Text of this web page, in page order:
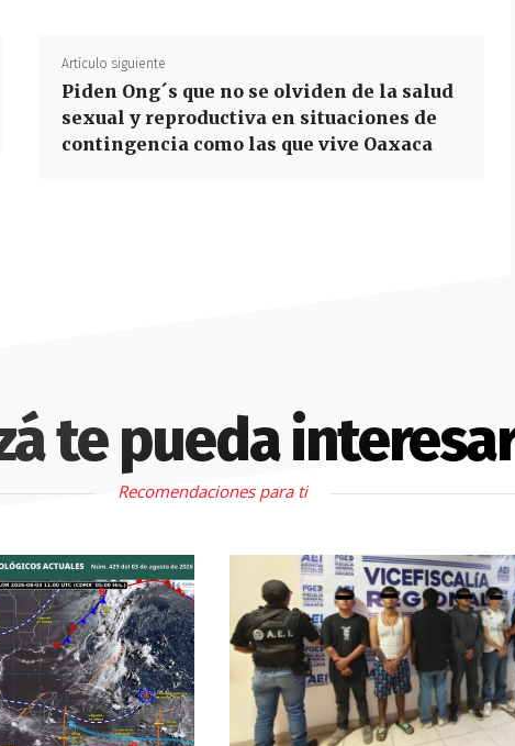
Artículo siguiente
Piden Ong´s que no se olviden de la salud
sexual y reproductiva en situaciones de
contingencia como las que vive Oaxaca
te pueda
Recomendaciones para ti